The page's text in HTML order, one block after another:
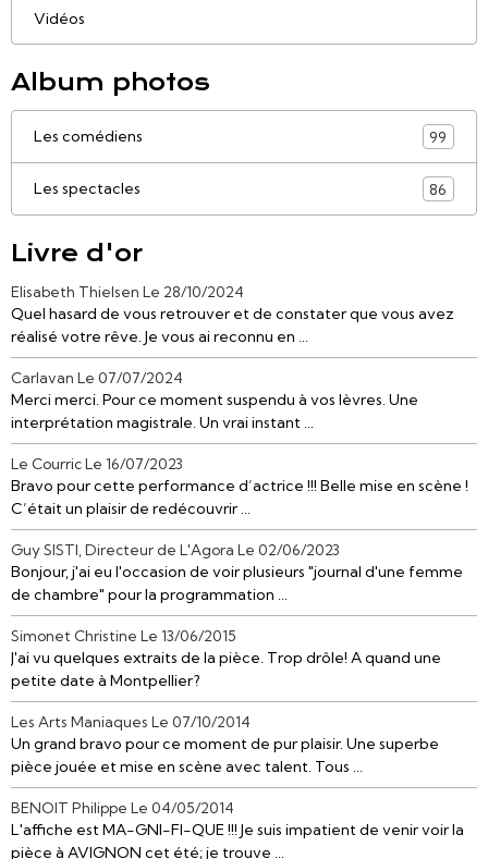
Vidéos
Album photos
Les comédiens 99
Les spectacles 86
Livre d'or
Elisabeth Thielsen Le 28/10/2024
Quel hasard de vous retrouver et de constater que vous avez
réalisé votre rêve. Je vous ai reconnu en ...
Carlavan Le 07/07/2024
Merci merci. Pour ce moment suspendu à vos lèvres. Une
interprétation magistrale. Un vrai instant ...
Le CourricLe 16/07/2023
Bravo pour cette performance d’actrice !!! Belle mise en scène !
C’était un plaisir de redécouvrir ...
Guy SISTI, Directeur de L'Agora Le 02/06/2023
Bonjour, j'ai eu l'occasion de voir plusieurs "journal d'une femme
de chambre" pour la programmation ...
Simonet Christine Le 13/06/2015
J'ai vu quelques extraits de la pièce. Trop drôle! A quand une
petite date à Montpellier?
Les Arts Maniaques Le 07/10/2014
Un grand bravo pour ce moment de pur plaisir. Une superbe
pièce jouée et mise en scène avec talent. Tous ...
BENOIT Philippe Le 04/05/2014
L'affiche est MA-GNI-FI-QUE !!! Je suis impatient de venir voir la
pièce à AVIGNON cet été; je trouve ...